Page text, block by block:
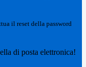
il reset della password
di posta elettronica!